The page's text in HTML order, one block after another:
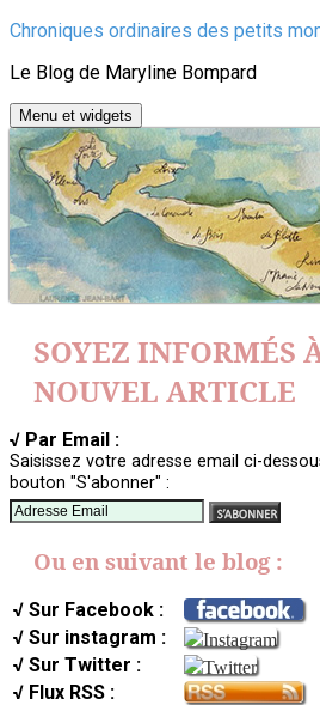
Aller
contenu
Chroniques ordinaires des petits
Le Blog de Maryline Bompard
Menu et widgets
SOYEZ INFORMÉS
NOUVEL ARTICLE
√ Par Email :
Saisissez votre adresse email ci-
bouton "S'abonner" :
Ou en suivant le blog :
√ Sur Facebook :
√ Sur instagram :
√ Sur Twitter :
√ Flux RSS :